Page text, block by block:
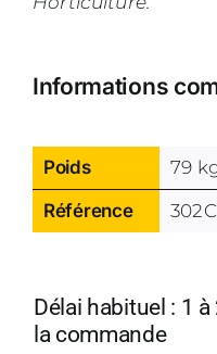
Informations
Poids
79
Référence
Délai habituel : 1
la commande